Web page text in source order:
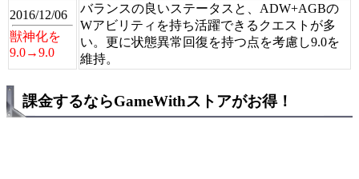
2016/12/06
獣神化を
9.0→9.0
バランスの良いステータスと、ADW+AGBの
Wアビリティを持ち活躍できるクエストが多
い。更に状態異常回復を持つ点を考慮し9.0を
維持。
課金するならGameWithストアがお得！